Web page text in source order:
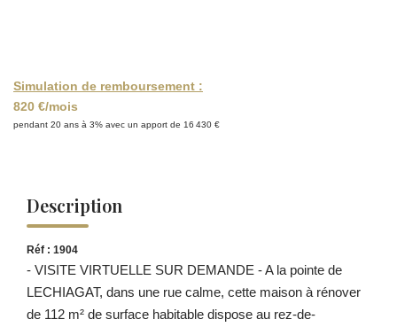
Simulation de remboursement :
820 €/mois
pendant 20 ans à 3% avec un apport de 16 430 €
Description
Réf : 1904
- VISITE VIRTUELLE SUR DEMANDE - A la pointe de
LECHIAGAT, dans une rue calme, cette maison à rénover
de 112 m² de surface habitable dispose au rez-de-